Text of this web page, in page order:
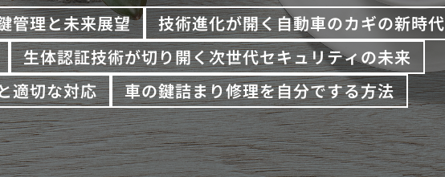
管理と未来展望
技術進化が開く自動車のカギの新時代
生体認証技術が切り開く次世代セキュリティの未来
適切な対応
車の鍵詰まり修理を自分でする方法